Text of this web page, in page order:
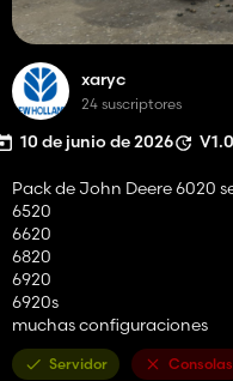
xaryc
24 suscriptores
10 de junio de 2026
Pack de John Deere 6020
6520
6620
6820
6920
6920s
muchas configuraciones
Servidor Consolas